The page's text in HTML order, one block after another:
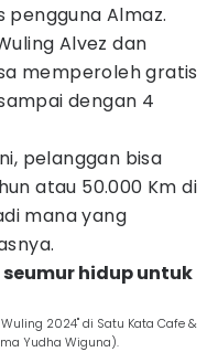
pengguna Almaz.
Alvez dan
memperoleh gratis
dengan 4
pelanggan bisa
atau 50.000 Km di
mana yang
hidup untuk
2024" di Satu Kata Cafe &
Yudha Wiguna).